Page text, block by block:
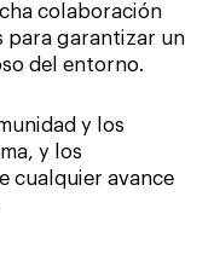
colaboración
para garantizar un
del entorno.
y los
y los
cualquier avance